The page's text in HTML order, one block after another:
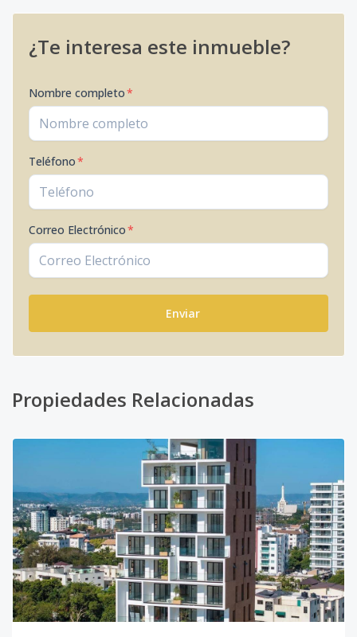
¿Te interesa este inmueble?
Nombre completo*
Teléfono*
Correo Electrónico*
Enviar
Propiedades Relacionadas